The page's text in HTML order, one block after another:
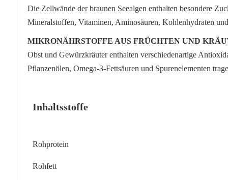
Die Zellwände der braunen Seealgen enthalten besondere
Mineralstoffen, Vitaminen, Aminosäuren, Kohlenhydraten
MIKRONÄHRSTOFFE AUS FRÜCHTEN UND
Obst und Gewürzkräuter enthalten verschiedenartige
Pflanzenölen, Omega-3-Fettsäuren und Spurenelementen
Inhaltsstoffe
Rohprotein
Rohfett